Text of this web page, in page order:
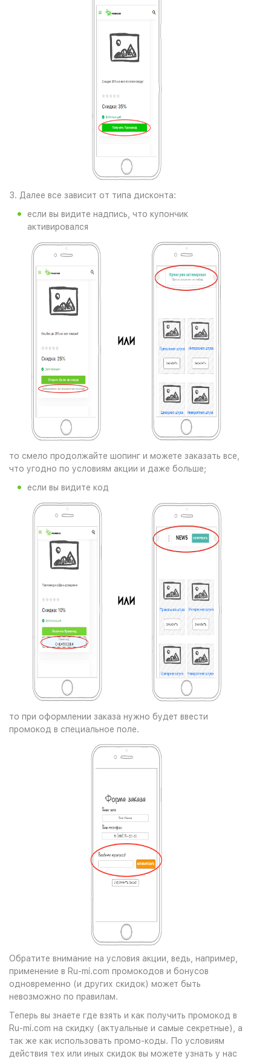
3. Далее все зависит от типа дисконта:
если вы видите надпись, что купончик
активировался
то смело продолжайте шопинг и можете заказать все,
что угодно по условиям акции и даже больше;
если вы видите код
то при оформлении заказа нужно будет ввести
промокод в специальное поле.
Обратите внимание на условия акции, ведь, например,
применение в Ru-mi.com промокодов и бонусов
одновременно (и других скидок) может быть
невозможно по правилам.
Теперь вы знаете где взять и как получить промокод в
Ru-mi.com на скидку (актуальные и самые секретные), а
так же как использовать промо-коды. По условиям
действия тех или иных скидок вы можете узнать у нас